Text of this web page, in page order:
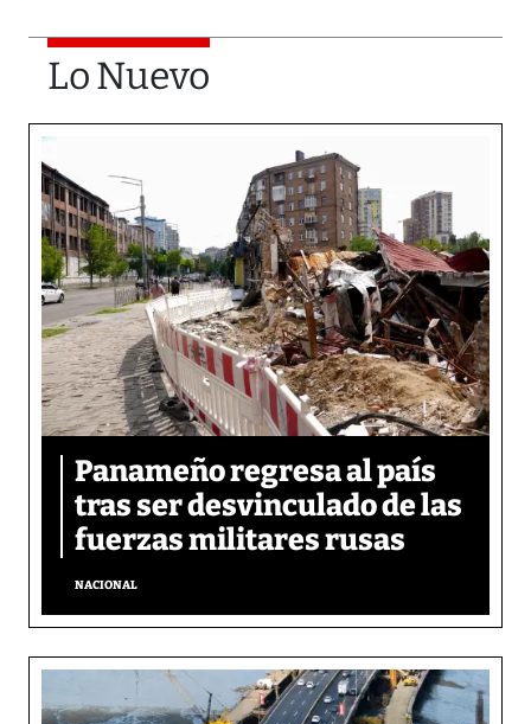
Lo Nuevo
Panameño regresa al país
tras ser desvinculado de las
fuerzas militares rusas
NACIONAL